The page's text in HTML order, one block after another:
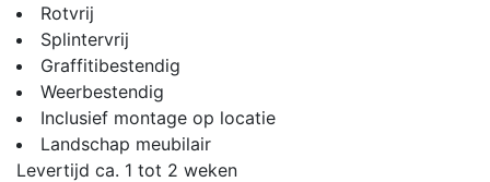
Rotvrij
Splintervrij
Graffitibestendig
Weerbestendig
Inclusief montage op locatie
Landschap meubilair
Levertijd ca. 1 tot 2 weken